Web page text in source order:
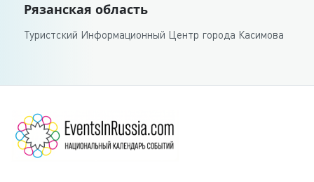
Рязанская область
Туристский Информационный Центр города Касимова